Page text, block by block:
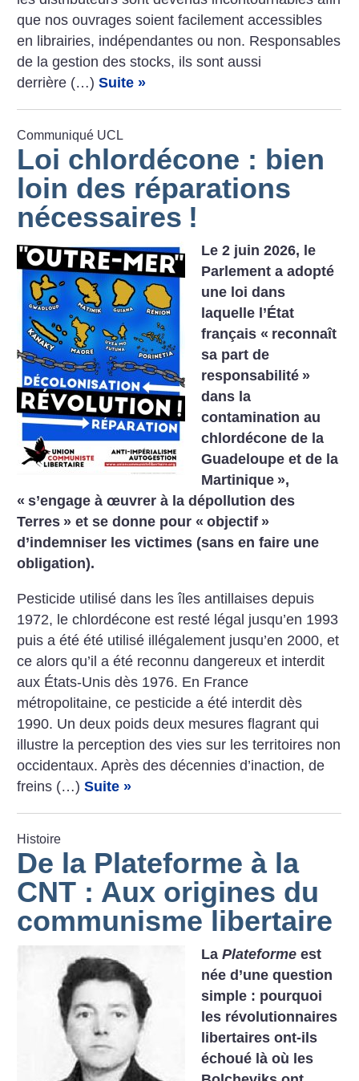
que nos ouvrages soient facilement accessibles
en librairies, indépendantes ou non. Responsables
de la gestion des stocks, ils sont aussi
derrière (…)Suite »
Communiqué UCL
Loi chlordécone : bien
loin des réparations
nécessaires !
Le 2 juin 2026, le
Parlement a adopté
une loi dans
laquelle l’État
français « reconnaît
sa part de
responsabilité »
dans la
contamination au
chlordécone de la
Guadeloupe et de la
Martinique »,
« s’engage à œuvrer à la dépollution des
Terres » et se donne pour « objectif »
d’indemniser les victimes (sans en faire une
obligation).
Pesticide utilisé dans les îles antillaises depuis
1972, le chlordécone est resté légal jusqu’en 1993
puis a été été utilisé illégalement jusqu’en 2000, et
ce alors qu’il a été reconnu dangereux et interdit
aux États-Unis dès 1976. En France
métropolitaine, ce pesticide a été interdit dès
1990. Un deux poids deux mesures flagrant qui
illustre la perception des vies sur les territoires non
occidentaux. Après des décennies d’inaction, de
freins (…)Suite »
Histoire
De la Plateforme à la
CNT : Aux origines du
communisme libertaire
LaPlateforme est
née d’une question
simple : pourquoi
les révolutionnaires
libertaires ont-ils
échoué là où les